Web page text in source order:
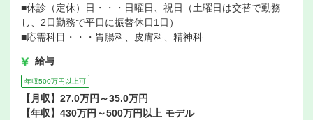
■休診（定休）日・・・日曜日、祝日（土曜日は交替で勤務
し、2日勤務で平日に振替休日1日）
■応需科目・・・胃腸科、皮膚科、精神科
給与
年収500万円以上可
【月収】27.0万円～35.0万円
【年収】430万円～500万円以上 モデル